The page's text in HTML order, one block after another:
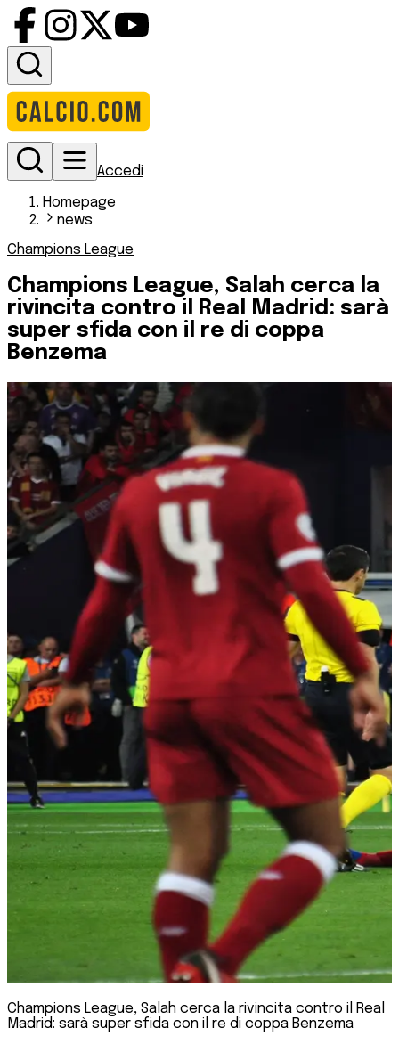
Accedi
Homepage
news
Champions League
Champions League, Salah cerca la
rivincita contro il Real Madrid: sarà
super sfida con il re di coppa
Benzema
Champions League, Salah cerca la rivincita contro il Real
Madrid: sarà super sfida con il re di coppa Benzema